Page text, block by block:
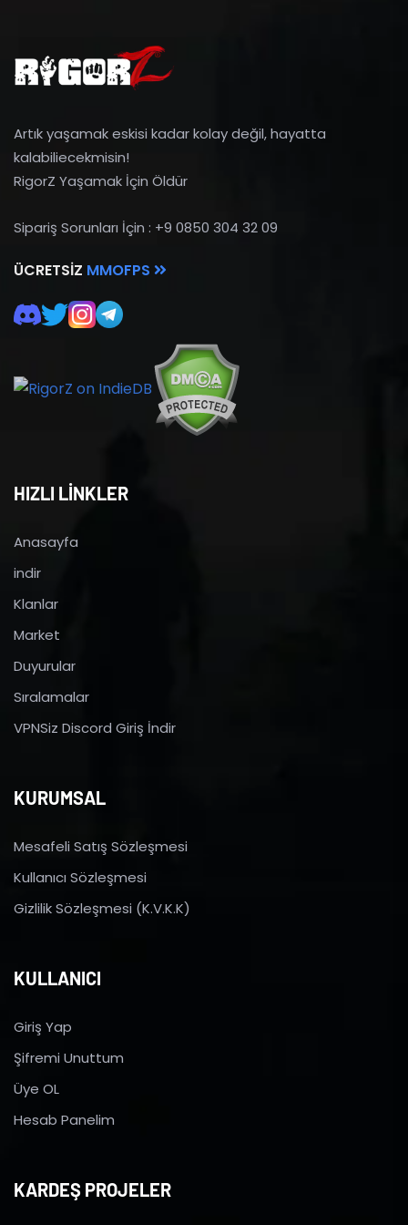
Artık yaşamak eskisi kadar kolay değil, hayatta
kalabiliecekmisin!
RigorZ Yaşamak İçin Öldür
Sipariş Sorunları İçin : +9 0850 304 32 09
ÜCRETSIZ MMOFPS
HIZLI LİNKLER
Anasayfa
indir
Klanlar
Market
Duyurular
Sıralamalar
VPNSiz Discord Giriş İndir
KURUMSAL
Mesafeli Satış Sözleşmesi
Kullanıcı Sözleşmesi
Gizlilik Sözleşmesi (K.V.K.K)
KULLANICI
Giriş Yap
Şifremi Unuttum
Üye OL
Hesab Panelim
KARDEŞ PROJELER